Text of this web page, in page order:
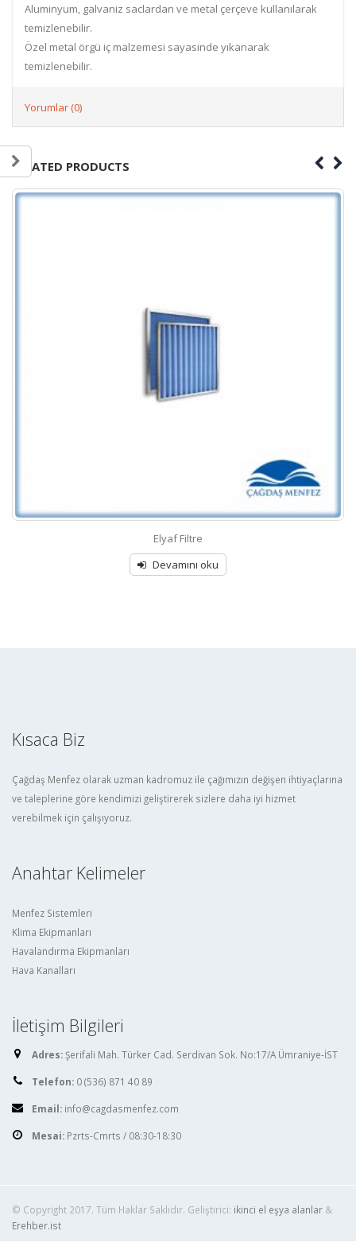
Aluminyum, galvaniz saclardan ve metal çerçeve kullanılarak
temizlenebilir.
Özel metal örgü iç malzemesi sayasinde yıkanarak
temizlenebilir.
Yorumlar (0)
RELATED PRODUCTS
Elyaf Filtre
Devamını oku
Kısaca Biz
Çağdaş Menfez olarak uzman kadromuz ile çağımızın değişen ihtiyaçlarına
ve taleplerine göre kendimizi geliştirerek sizlere daha iyi hizmet
verebilmek için çalışıyoruz.
Anahtar Kelimeler
Menfez Sistemleri
Klima Ekipmanları
Havalandırma Ekipmanları
Hava Kanalları
İletişim Bilgileri
Adres:Şerifali Mah. Türker Cad. Serdivan Sok. No:17/A Ümraniye-İST
Telefon: 0 (536) 871 40 89
Email: info@cagdasmenfez.com
Mesai: Pzrts-Cmrts / 08:30-18:30
© Copyright 2017. Tüm Haklar Saklıdır. Geliştirici: ikinci el eşya alanlar &
Erehber.ist